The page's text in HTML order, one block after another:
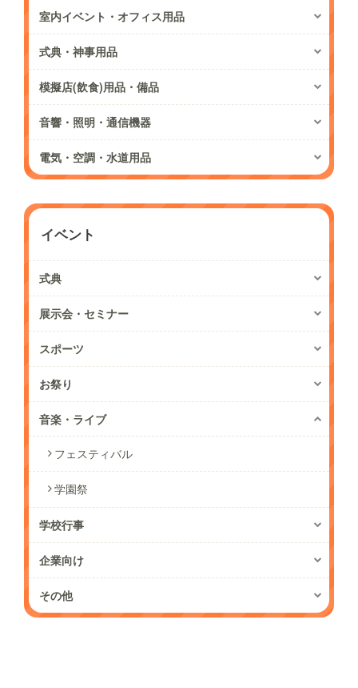
室内イベント・オフィス用品
式典・神事用品
模擬店(飲食)用品・備品
音響・照明・通信機器
電気・空調・水道用品
イベント
式典
展示会・セミナー
スポーツ
お祭り
音楽・ライブ
フェスティバル
学園祭
学校行事
企業向け
その他